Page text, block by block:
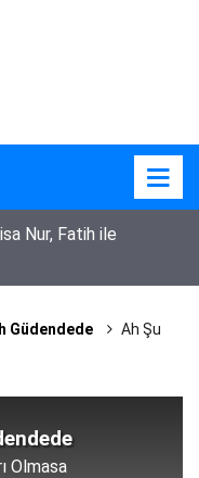
Nur, Fatih ile
Güdendede
Ah Şu
Olmasa